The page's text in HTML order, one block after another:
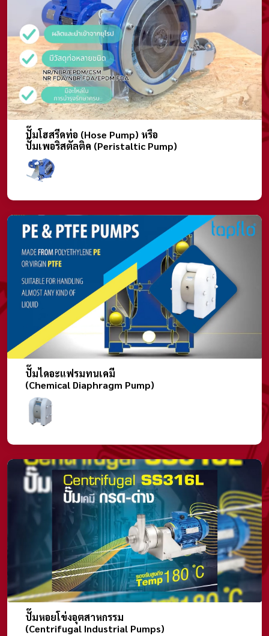
ปั๊มโฮสรีดท่อ (Hose Pump) หรือ
ปั๊มเพอริสตัลติค (Peristaltic Pump)
ปั๊มไดอะแฟรมทนเคมี
(Chemical Diaphragm Pump)
ปั๊มหอยโข่งอุตสาหกรรม
(Centrifugal Industrial Pumps)